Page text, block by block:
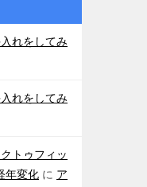
れをしてみ
れをしてみ
トゥフィッ
年変化 に ア